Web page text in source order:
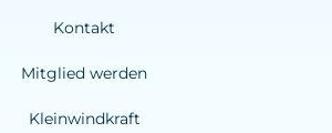
Kontakt
Mitglied werden
Kleinwindkraft